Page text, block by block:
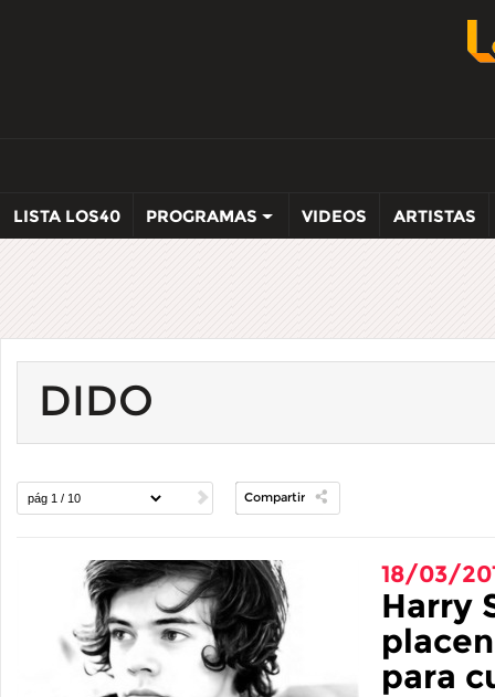
LISTA LOS40 PROGRAMAS VIDEOS ARTISTAS
DIDO
Compartir
18/03/
Harry
para